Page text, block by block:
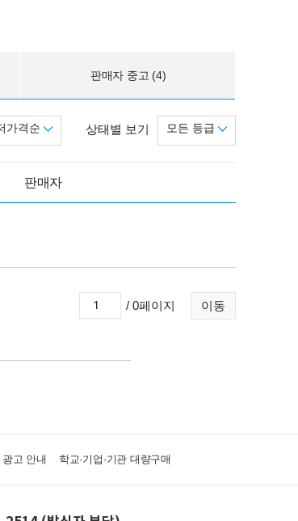
판매자 중고 (4)
상태별 보기 모든 등급
가격순
판매자
이동
/ 0페이지
광고 안내 학교·기업·기관 대량구매